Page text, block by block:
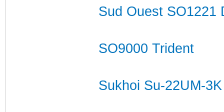
Sud Ouest SO1221
SO9000 Trident
Sukhoi Su-22UM-